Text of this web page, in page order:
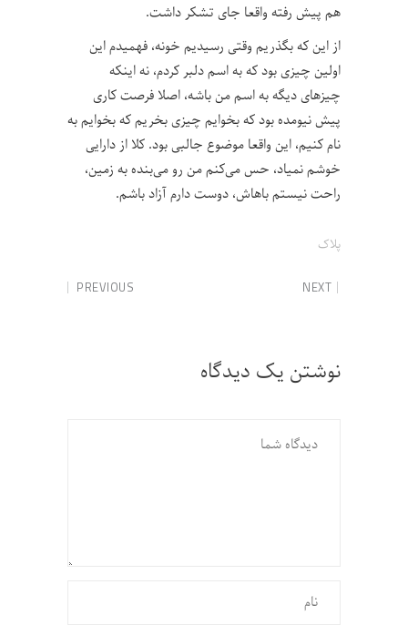
هم پیش رفته واقعا جای تشکر داشت.
از این که بگذریم وقتی رسیدیم خونه، فهمیدم این
اولین چیزی بود که به اسم دلبر کردم، نه اینکه
چیزهای دیگه به اسم من باشه، اصلا فرصت کاری
پیش نیومده بود که بخوایم چیزی بخریم که بخوایم به
نام کنیم، این واقعا موضوع جالبی بود. کلا از دارایی
خوشم نمیاد، حس می‌کنم من رو می‌بنده به زمین،
راحت نیستم باهاش، دوست دارم آزاد باشم.
پلاک
PREVIOUS NEXT
نوشتن یک دیدگاه